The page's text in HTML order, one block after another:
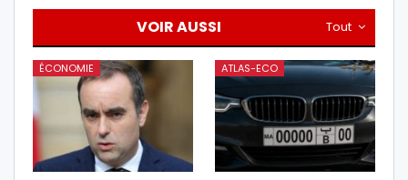
Tout
VOIR AUSSI
ÉCONOMIE ATLAS-ECO